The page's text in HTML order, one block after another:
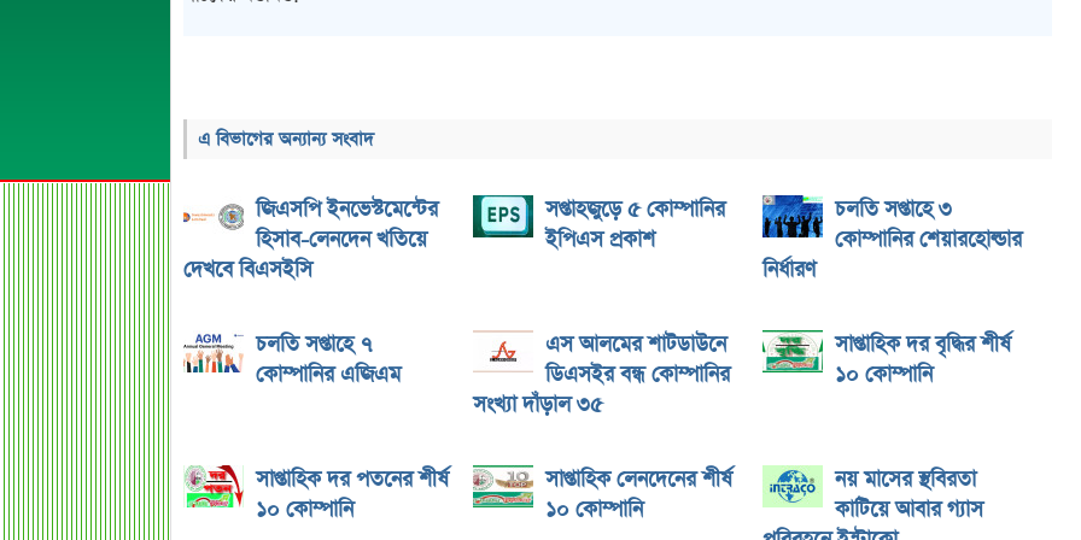
এ বিভাগের অন্যান্য সংবাদ
জিএসপি ইনভেস্টমেন্টের
হিসাব-লেনদেন খতিয়ে
দেখবে বিএসইসি
সপ্তাহজুড়ে ৫ কোম্পানির
ইপিএস প্রকাশ
চলতি সপ্তাহে ৩
কোম্পানির শেয়ারহোল্ডার
নির্ধারণ
চলতি সপ্তাহে ৭
কোম্পানির এজিএম
এস আলমের শাটডাউনে
ডিএসইর বন্ধ কোম্পানির
সংখ্যা দাঁড়াল ৩৫
সাপ্তাহিক দর বৃদ্ধির শীর্ষ
১০ কোম্পানি
সাপ্তাহিক দর পতনের শীর্ষ
১০ কোম্পানি
সাপ্তাহিক লেনদেনের শীর্ষ
১০ কোম্পানি
নয় মাসের স্থবিরতা
কাটিয়ে আবার গ্যাস